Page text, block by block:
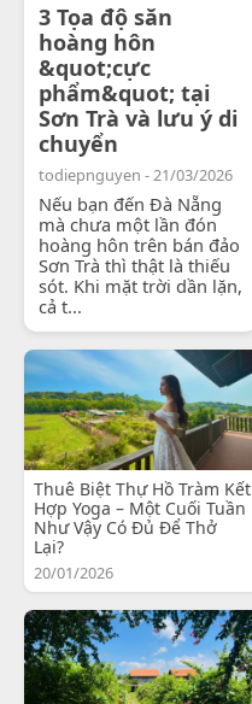
3 Tọa độ săn
hoàng hôn
&quot;cực
phẩm&quot; tại
Sơn Trà và lưu ý di
chuyển
todiepnguyen - 21/03/2026
Nếu bạn đến Đà Nẵng
mà chưa một lần đón
hoàng hôn trên bán đảo
Sơn Trà thì thật là thiếu
sót. Khi mặt trời dần lặn,
cả t...
Thuê Biệt Thự Hồ Tràm Kết
Hợp Yoga – Một Cuối Tuần
Như Vậy Có Đủ Để Thở
Lại?
20/01/2026